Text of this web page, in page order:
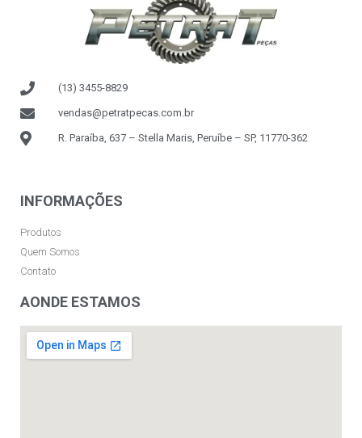
(13) 3455-8829
vendas@petratpecas.com.br
R. Paraíba, 637 – Stella Maris, Peruíbe – SP, 11770-362
INFORMAÇÕES
Produtos
Quem Somos
Contato
AONDE ESTAMOS